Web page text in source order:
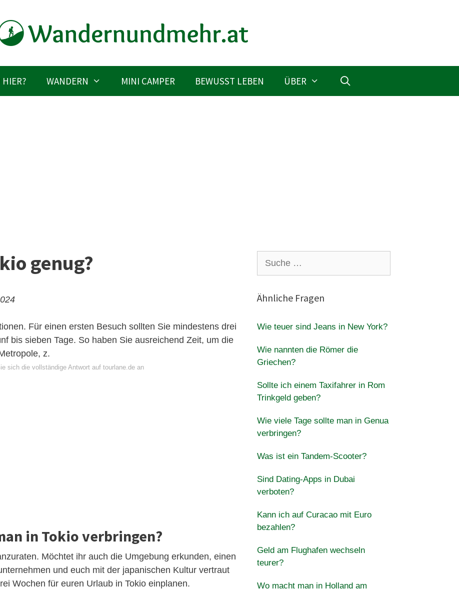
HIER? WANDERN MINI CAMPER BEWUSST LEBEN ÜBER
genug?
Für einen ersten Besuch sollten Sie mindestens drei
bis sieben Tage. So haben Sie ausreichend Zeit, um die
z.
sich die vollständige Antwort auf tourlane.de an
in Tokio verbringen?
Möchtet ihr auch die Umgebung erkunden, einen
und euch mit der japanischen Kultur vertraut
Wochen für euren Urlaub in Tokio einplanen.
nach:
Ähnliche Fragen
Wie teuer sind Jeans in New York?
Wie nannten die Römer die
Griechen?
Sollte ich einem Taxifahrer in Rom
Trinkgeld geben?
Wie viele Tage sollte man in Genua
verbringen?
Was ist ein Tandem-Scooter?
Sind Dating-Apps in Dubai
verboten?
Kann ich auf Curacao mit Euro
bezahlen?
Geld am Flughafen wechseln
teurer?
Wo macht man in Holland am